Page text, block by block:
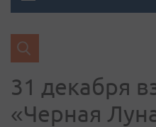
31 декабря
«Черная